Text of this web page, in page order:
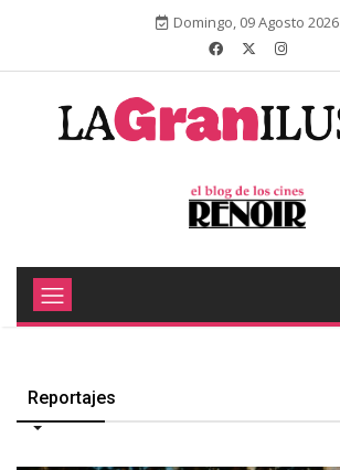
Domingo, 09 Agosto 2026
Reportajes